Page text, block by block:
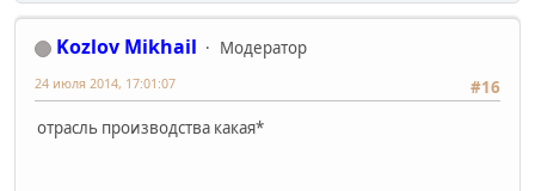
Kozlov Mikhail
Модератор
#16
24 июля 2014, 17:01:07
отрасль производства какая*